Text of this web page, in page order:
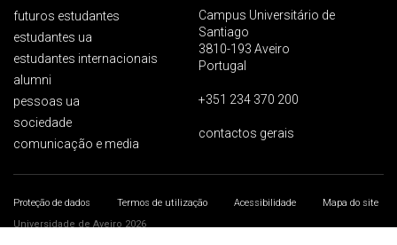
futuros estudantes
estudantes ua
estudantes internacionais
alumni
pessoas ua
sociedade
comunicação e media
Campus Universitário de
Santiago
3810-193 Aveiro
Portugal
+351 234 370 200
contactos gerais
Proteção de dados Termos de utilização Acessibilidade
Mapa do site
Universidade de Aveiro 2026